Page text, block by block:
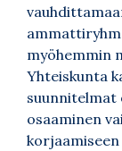
myöhemmin
Yhteiskunta
suunnitelmat
osaaminen